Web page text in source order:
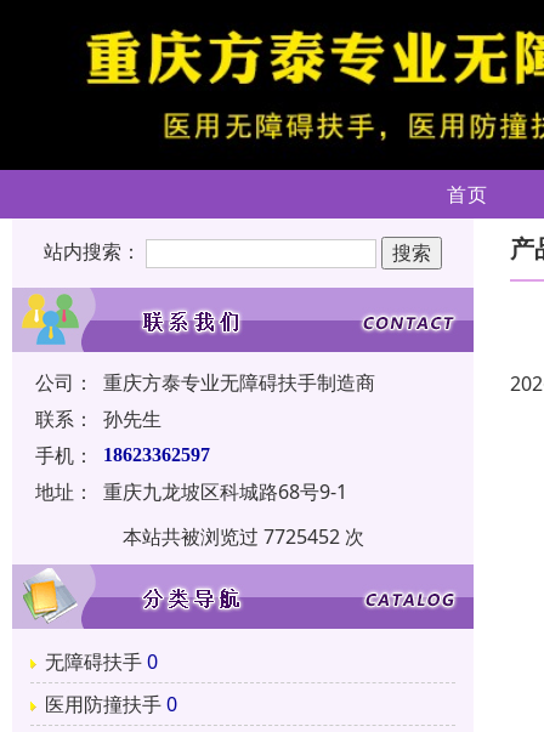
首页
站内搜索：
公司：
重庆方泰专业无障碍扶手制造商
联系：
孙先生
手机：
18623362597
地址：
重庆九龙坡区科城路68号9-1
本站共被浏览过 7725452 次
无障碍扶手0
医用防撞扶手0
产